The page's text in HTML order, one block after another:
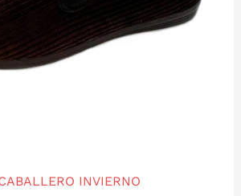
INVIERNO